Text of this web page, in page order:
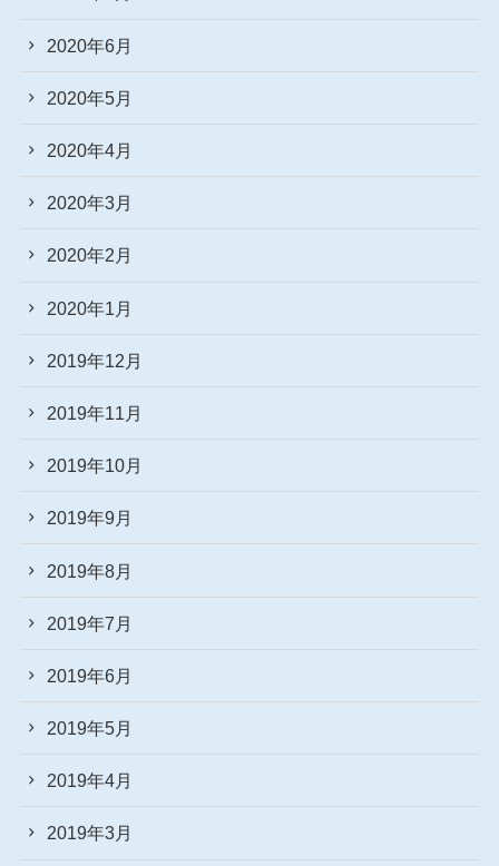
2020年6月
2020年5月
2020年4月
2020年3月
2020年2月
2020年1月
2019年12月
2019年11月
2019年10月
2019年9月
2019年8月
2019年7月
2019年6月
2019年5月
2019年4月
2019年3月